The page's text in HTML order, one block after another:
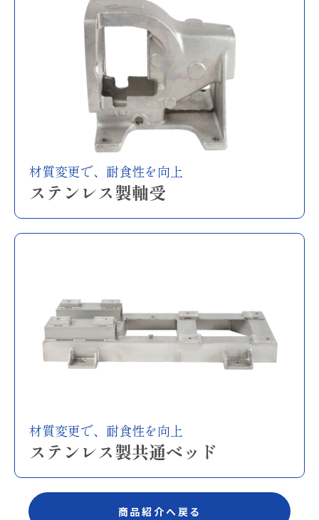
材質変更で、耐食性を向上
ステンレス製軸受
材質変更で、耐食性を向上
ステンレス製共通ベッド
商品紹介へ戻る